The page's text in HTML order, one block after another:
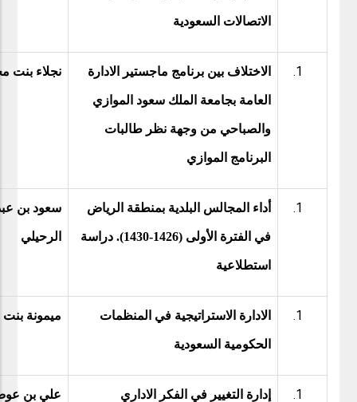
الاتصالات السعودية
الاختلاف بين برنامج ماجستير الادارة
العامة بجامعة الملك سعود الموازي
والصباحي من وجهة نظر طالبات
البرنامج الموازي
نجلاء بنت
أداء المجالس البلدية بمنطقة الرياض
في الفترة الأولى (1426-1430). دراسة
استطلاعية
سعود بن
الرحيلي
الادارة الاستراتيجية في المنظمات
الحكومية السعودية
ميمونة
إدارة التغيير في الفكر الاداري علي بن